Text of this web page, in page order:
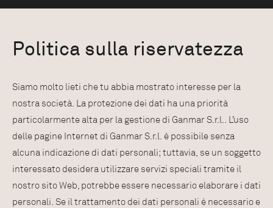
Politica sulla riservatezza
Siamo molto lieti che tu abbia mostrato interesse per la
nostra società. La protezione dei dati ha una priorità
particolarmente alta per la gestione di Ganmar S.r.l.. L’uso
delle pagine Internet di Ganmar S.r.l. è possibile senza
alcuna indicazione di dati personali; tuttavia, se un soggetto
interessato desidera utilizzare servizi speciali tramite il
nostro sito Web, potrebbe essere necessario elaborare i dati
personali. Se il trattamento dei dati personali è necessario e